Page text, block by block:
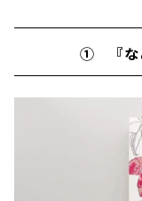
① 『な